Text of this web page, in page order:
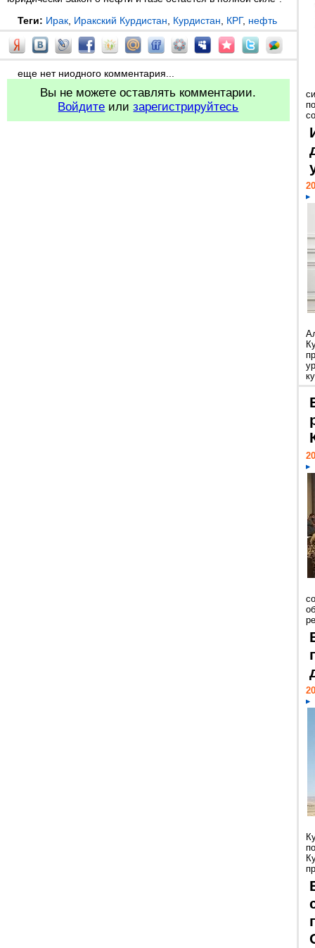
Теги: Ирак Иракский Курдистан Курдистан КРГ, нефть
еще нет ниодного комментария...
Вы не можете оставлять комментарии.
Войдите илизарегистрируйтесь